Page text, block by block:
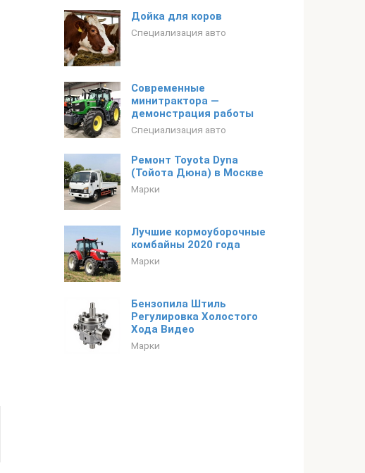
Дойка для коров
Специализация авто
Современные
минитрактора —
демонстрация работы
Специализация авто
Ремонт Toyota Dyna
(Тойота Дюна) в Москве
Марки
Лучшие кормоуборочные
комбайны 2020 года
Марки
Бензопила Штиль
Регулировка Холостого
Хода Видео
Марки